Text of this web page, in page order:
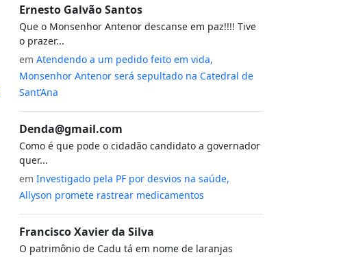
Ernesto Galvão Santos
Que o Monsenhor Antenor descanse em paz!!!! Tive
o prazer...
em Atendendo a um pedido feito em vida,
Monsenhor Antenor será sepultado na Catedral de
Sant’Ana
Denda@gmail.com
Como é que pode o cidadão candidato a governador
quer...
em Investigado pela PF por desvios na saúde,
Allyson promete rastrear medicamentos
Francisco Xavier da Silva
O patrimônio de Cadu tá em nome de laranjas